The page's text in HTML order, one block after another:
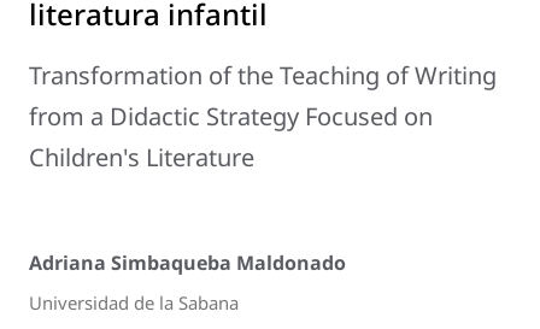
literatura infantil
Transformation of the Teaching of Writing
from a Didactic Strategy Focused on
Children's Literature
Adriana Simbaqueba Maldonado
Universidad de la Sabana